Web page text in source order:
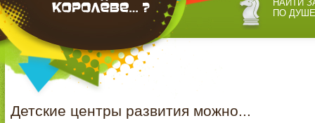
НАЙТИ
ПО ДУШЕ
Детские центры развития можно...